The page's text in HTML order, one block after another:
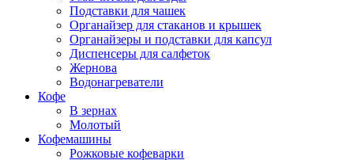
Подставки для чашек
Органайзер для стаканов и крышек
Органайзеры и подставки для капсул
Диспенсеры для салфеток
Жернова
Водонагреватели
Кофе
В зернах
Молотый
Кофемашины
Рожковые кофеварки